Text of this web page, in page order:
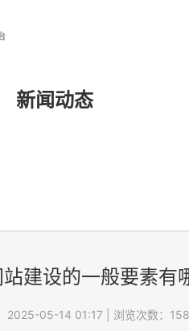
新闻动态
建设的一般要素有
2025-05-14 01:17 浏览次数：158